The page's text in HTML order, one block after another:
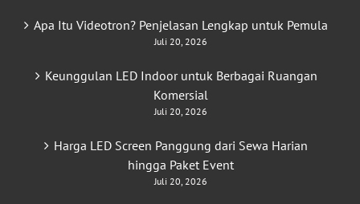
Apa Itu Videotron? Penjelasan Lengkap untuk Pemula
Juli 20, 2026
Keunggulan LED Indoor untuk Berbagai Ruangan
Komersial
Juli 20, 2026
Harga LED Screen Panggung dari Sewa Harian
hingga Paket Event
Juli 20, 2026